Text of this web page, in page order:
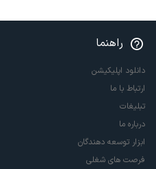
داروخانه های
معتبر
داروخانه و پک
راهنما
دانلود اپلیکیشن
ارتباط با ما
تبلیغات
درباره ما
ابزار توسعه دهندگان
فرصت های شغلی